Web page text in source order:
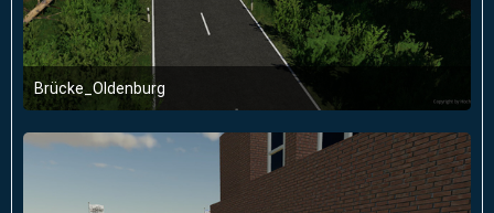
Brücke_Oldenburg
24. August 2019 um 16:24